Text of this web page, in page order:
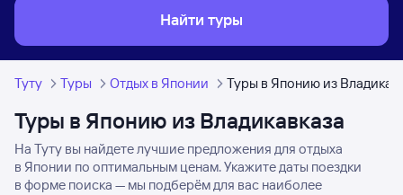
Найти туры
Туту Туры Отдых в Японии Туры в Японию из
Туры в Японию из Владикавказа
На Туту вы найдете лучшие предложения для отдыха
в Японии по оптимальным ценам. Укажите даты поездки
в форме поиска — мы подберём для вас наиболее